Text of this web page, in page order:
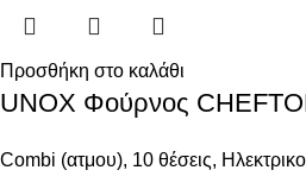
Προσθήκη στο καλάθι
UNOX Φούρνος
Combi (ατμου), 10 θέσεις,